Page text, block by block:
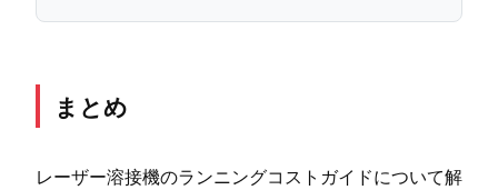
まとめ
レーザー溶接機のランニングコストガイドについて解